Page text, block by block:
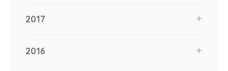
2017
2016